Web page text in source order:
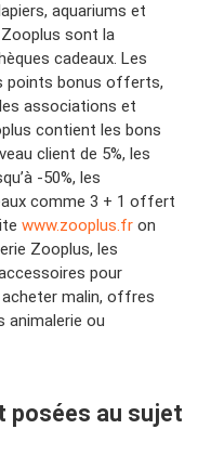
aquariums et
sont la
cadeaux. Les
points bonus offerts,
associations et
contient les bons
client de 5%, les
-50%, les
comme 3 + 1 offert
www.zooplus.fr on
Zooplus, les
pour
malin, offres
animalerie ou
posées au sujet